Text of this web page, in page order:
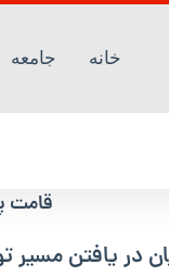
خانه جامعه
قامت
در يافتن